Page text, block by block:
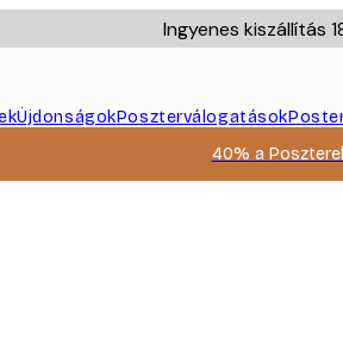
Ingyenes kiszállítás
ÚjdonságokPoszterválogatások
40% a